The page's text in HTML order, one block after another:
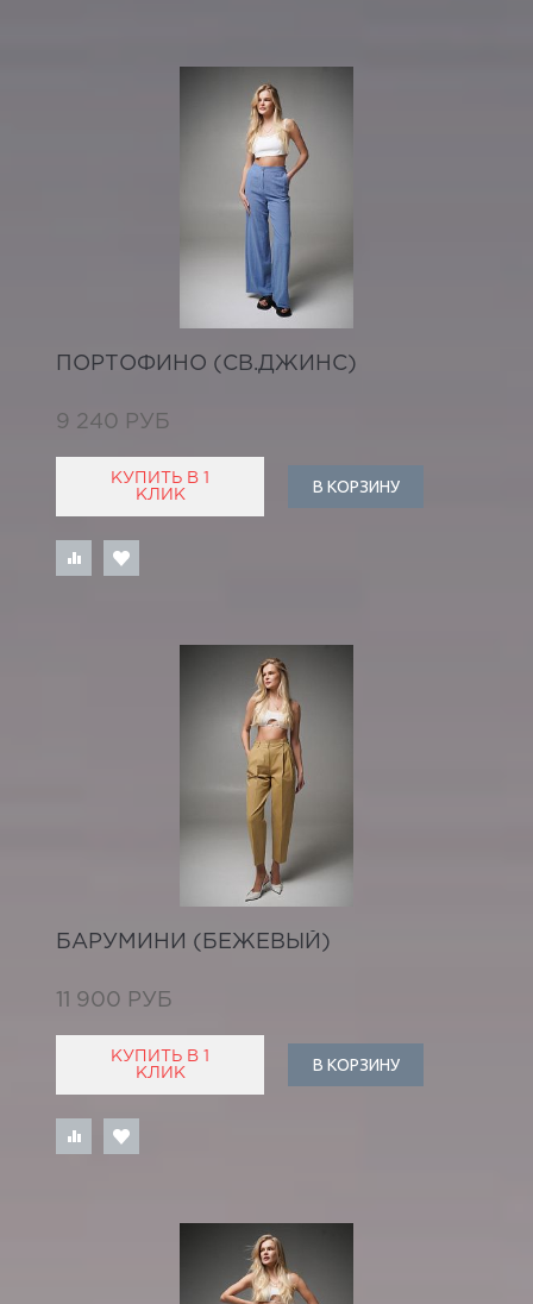
ПОРТОФИНО (СВ.ДЖИНС)
9 240 РУБ
КУПИТЬ В 1
КЛИК
В КОРЗИНУ
БАРУМИНИ (БЕЖЕВЫЙ)
11 900 РУБ
КУПИТЬ В 1
КЛИК
В КОРЗИНУ